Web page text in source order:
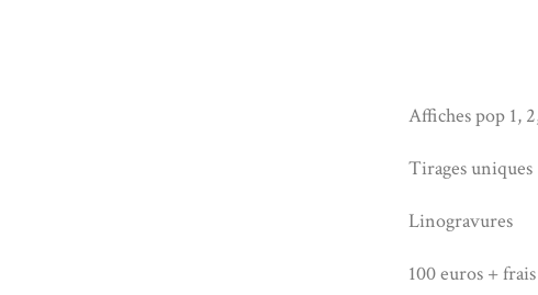
Affiches pop 1,
Tirages uniques
Linogravures
100 euros +